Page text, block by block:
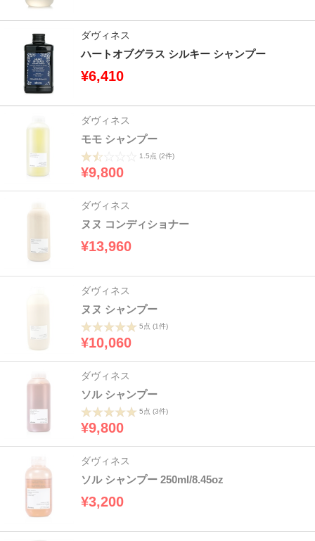
ダヴィネス
ハートオブグラス シルキー シャンプー
¥6,410
ダヴィネス
モモ シャンプー
1.5点 (2件)
¥9,800
ダヴィネス
ヌヌ コンディショナー
¥13,960
ダヴィネス
ヌヌ シャンプー
5点 (1件)
¥10,060
ダヴィネス
ソル シャンプー
5点 (3件)
¥9,800
ダヴィネス
ソル シャンプー 250ml/8.45oz
¥3,200